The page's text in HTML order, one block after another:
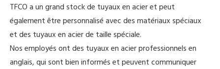
TFCO a un grand stock de tuyaux en acier et peut
également être personnalisé avec des matériaux spéciaux
et des tuyaux en acier de taille spéciale.
Nos employés ont des tuyaux en acier professionnels en
anglais, qui sont bien informés et peuvent communiquer